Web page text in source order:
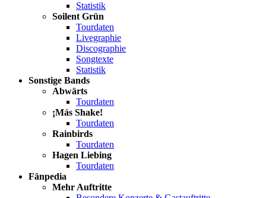
Statistik
Soilent Grün
Tourdaten
Livegraphie
Discographie
Songtexte
Statistik
Sonstige Bands
Abwärts
Tourdaten
¡Más Shake!
Tourdaten
Rainbirds
Tourdaten
Hagen Liebing
Tourdaten
Fänpedia
Mehr Auftritte